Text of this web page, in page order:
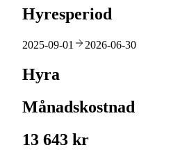
Hyresperiod
2025-09-01 2026-06-30
Hyra
Månadskostnad
13 643 kr